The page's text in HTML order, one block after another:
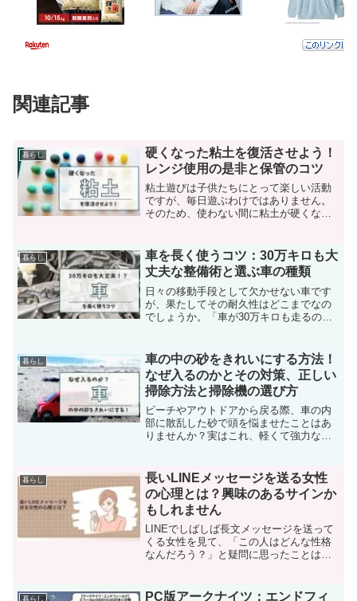
関連記事
暮らし
硬くなった粘土を復活させよう！
レンジ使用の是非と保管のコツ
粘土遊びは子供たちにとって楽しい活動
ですが、毎日遊ぶわけではありません。
そのため、使わない間に粘土が硬くなっ
ないですよね。粘土を柔らかく戻す方法
を調べると、電子レンジを...
暮らし
車を長く使うコツ：30万キロも大
丈夫な整備術と選ぶ車の種類
日々の移動手段として欠かせない車です
が、果たしてその耐久性はどこまでなの
でしょうか。「車が30万キロも走るの
手入れにより、30万キロを超える長寿命
を達成することは現実的...
暮らし
車の中の砂をきれいにする方法！
なぜ入るのかとその対策、正しい
掃除方法と掃除機の選び方
ビーチやアウトドアから戻る際、車の内
部に散乱した砂で頭を悩ませたことはあ
りませんか？実はこれ、軽くて強力な吸
詰まった埃を取り除く際にも、掃除機の
力が非常に役立つでしょう...
暮らし
長いLINEメッセージを送る女性
の心理とは？興味のあるサインか
もしれません
LINEでしばしば長文メッセージを送って
くる女性を見て、「この人はどんな性格
なんだろう？」と疑問に思ったことはあ
ることもありますよね。現在、短いメッ
暮らし
PC版アークナイツ：エンドフィ